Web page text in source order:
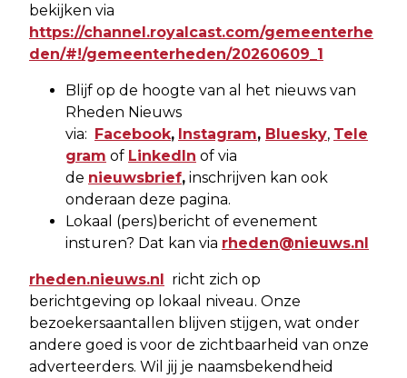
bekijken via
https://channel.royalcast.com/gemeenterhe
den/#!/gemeenterheden/20260609_1
Blijf op de hoogte van al het nieuws van
Rheden Nieuws
via: Facebook, Instagram, Bluesky, Tele
gram of LinkedIn of via
de nieuwsbrief, inschrijven kan ook
onderaan deze pagina.
Lokaal (pers)bericht of evenement
insturen? Dat kan via rheden@nieuws.nl
rheden.nieuws.nl richt zich op
berichtgeving op lokaal niveau. Onze
bezoekersaantallen blijven stijgen, wat onder
andere goed is voor de zichtbaarheid van onze
adverteerders. Wil jij je naamsbekendheid